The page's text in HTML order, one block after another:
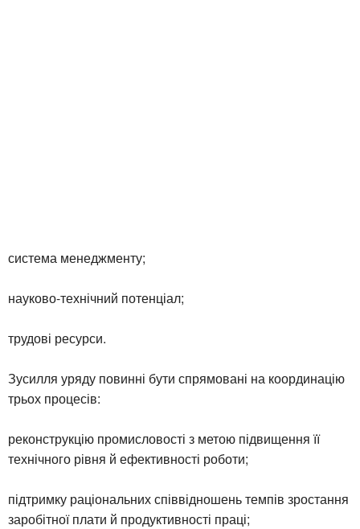
система менеджменту;
науково-технічний потенціал;
трудові ресурси.
Зусилля уряду повинні бути спрямовані на координацію
трьох процесів:
реконструкцію промисловості з метою підвищення її
технічного рівня й ефективності роботи;
підтримку раціональних співвідношень темпів зростання
заробітної плати й продуктивності праці;